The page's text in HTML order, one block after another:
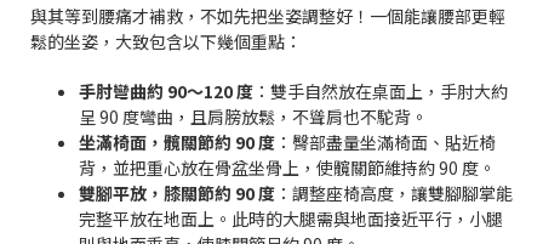
與其等到腰痛才補救，不如先把坐姿調整好！一個能讓腰部更輕
鬆的坐姿，大致包含以下幾個重點：
手肘彎曲約 90～120 度 ：雙手自然放在桌面上，手肘大約
呈 90 度彎曲，且肩膀放鬆，不聳肩也不駝背。
坐滿椅面，髖關節約 90 度 ：臀部盡量坐滿椅面、貼近椅
背，並把重心放在骨盆坐骨上，使髖關節維持約 90 度。
雙腳平放，膝關節約 90 度 ：調整座椅高度，讓雙腳腳掌能
完整平放在地面上。此時的大腿需與地面接近平行，小腿